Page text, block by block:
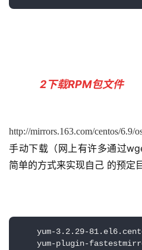
2下载RPM包文件
http://mirrors.163.com/centos/6.9/
手动下载（网上有许多通过
简单的方式来实现自己 的预定
yum-3.2.29-
yum-plugin-